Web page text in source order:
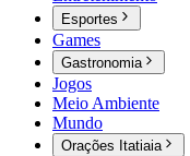
Esportes
Games
Gastronomia
Jogos
Meio Ambiente
Mundo
Orações Itatiaia